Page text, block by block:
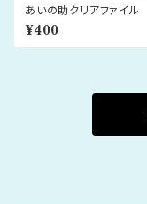
あいの助クリアファイル
¥400